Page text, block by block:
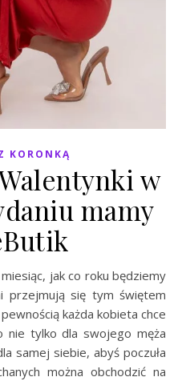
KORONKĄ
w
mamy
przejmują się tym świętem
każda kobieta chce
nie tylko dla swojego męża
samej siebie, abyś poczuła
można obchodzić na